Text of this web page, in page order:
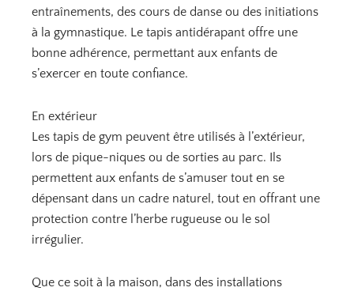
entraînements, des cours de danse ou des initiations
à la gymnastique. Le tapis antidérapant offre une
bonne adhérence, permettant aux enfants de
s’exercer en toute confiance.
En extérieur
Les tapis de gym peuvent être utilisés à l’extérieur,
lors de pique-niques ou de sorties au parc. Ils
permettent aux enfants de s’amuser tout en se
dépensant dans un cadre naturel, tout en offrant une
protection contre l’herbe rugueuse ou le sol
irrégulier.
Que ce soit à la maison, dans des installations